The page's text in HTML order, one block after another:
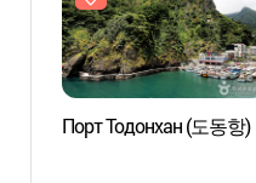
Порт Тодонхан (도동항)